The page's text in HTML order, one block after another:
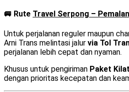
🚐 Rute Travel Serpong –
Untuk perjalanan reguler maupun
Arni Trans melintasi jalur via Tol
perjalanan lebih cepat dan nyaman.
Khusus untuk pengiriman Paket Kilat
dengan prioritas kecepatan dan